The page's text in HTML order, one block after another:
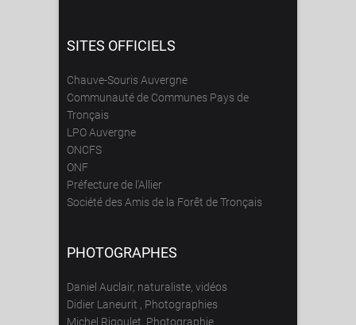
SITES OFFICIELS
Chauve-Souris Auvergne
Communauté de Communes Pays de
Tronçais
LPO Auvergne
ONCFS
ONF
Préfecture de l'Allier
Société des Amis de la Forêt de Tronçais
PHOTOGRAPHES
Daniel Auclair, naturaliste, vidéos
Didier Laneurit , Photographies
Michel Rigoulet, Photographie